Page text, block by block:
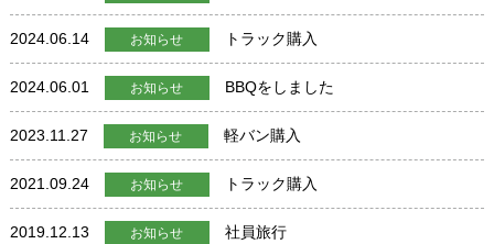
2024.06.14 お知らせ トラック購入
2024.06.01 お知らせ BBQをしました
2023.11.27 お知らせ 軽バン購入
2021.09.24 お知らせ トラック購入
2019.12.13 お知らせ 社員旅行